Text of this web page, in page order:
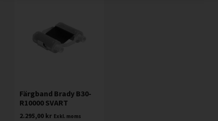
Färgband Brady B30-
R10000 SVART
2.295,00 kr Exkl. moms